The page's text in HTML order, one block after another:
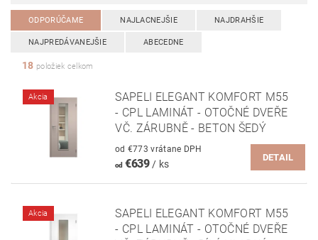
ODPORÚČAME NAJLACNEJŠIE NAJDRAHŠIE
NAJPREDÁVANEJŠIE ABECEDNE
18 položiek celkom
Akcia
SAPELI ELEGANT KOMFORT M55
- CPL LAMINÁT - OTOČNÉ DVEŘE
VČ. ZÁRUBNĚ - BETON ŠEDÝ
od €773 vrátane DPH
od€639/ ks
DETAIL
Akcia
SAPELI ELEGANT KOMFORT M55
- CPL LAMINÁT - OTOČNÉ DVEŘE